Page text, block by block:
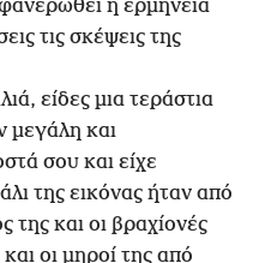
η ερμηνεία
τις σκέψεις της
είδες μια τεράστια
μεγάλη και
σου και είχε
της εικόνας ήταν από
της και οι βραχίονές
και οι μηροί της από